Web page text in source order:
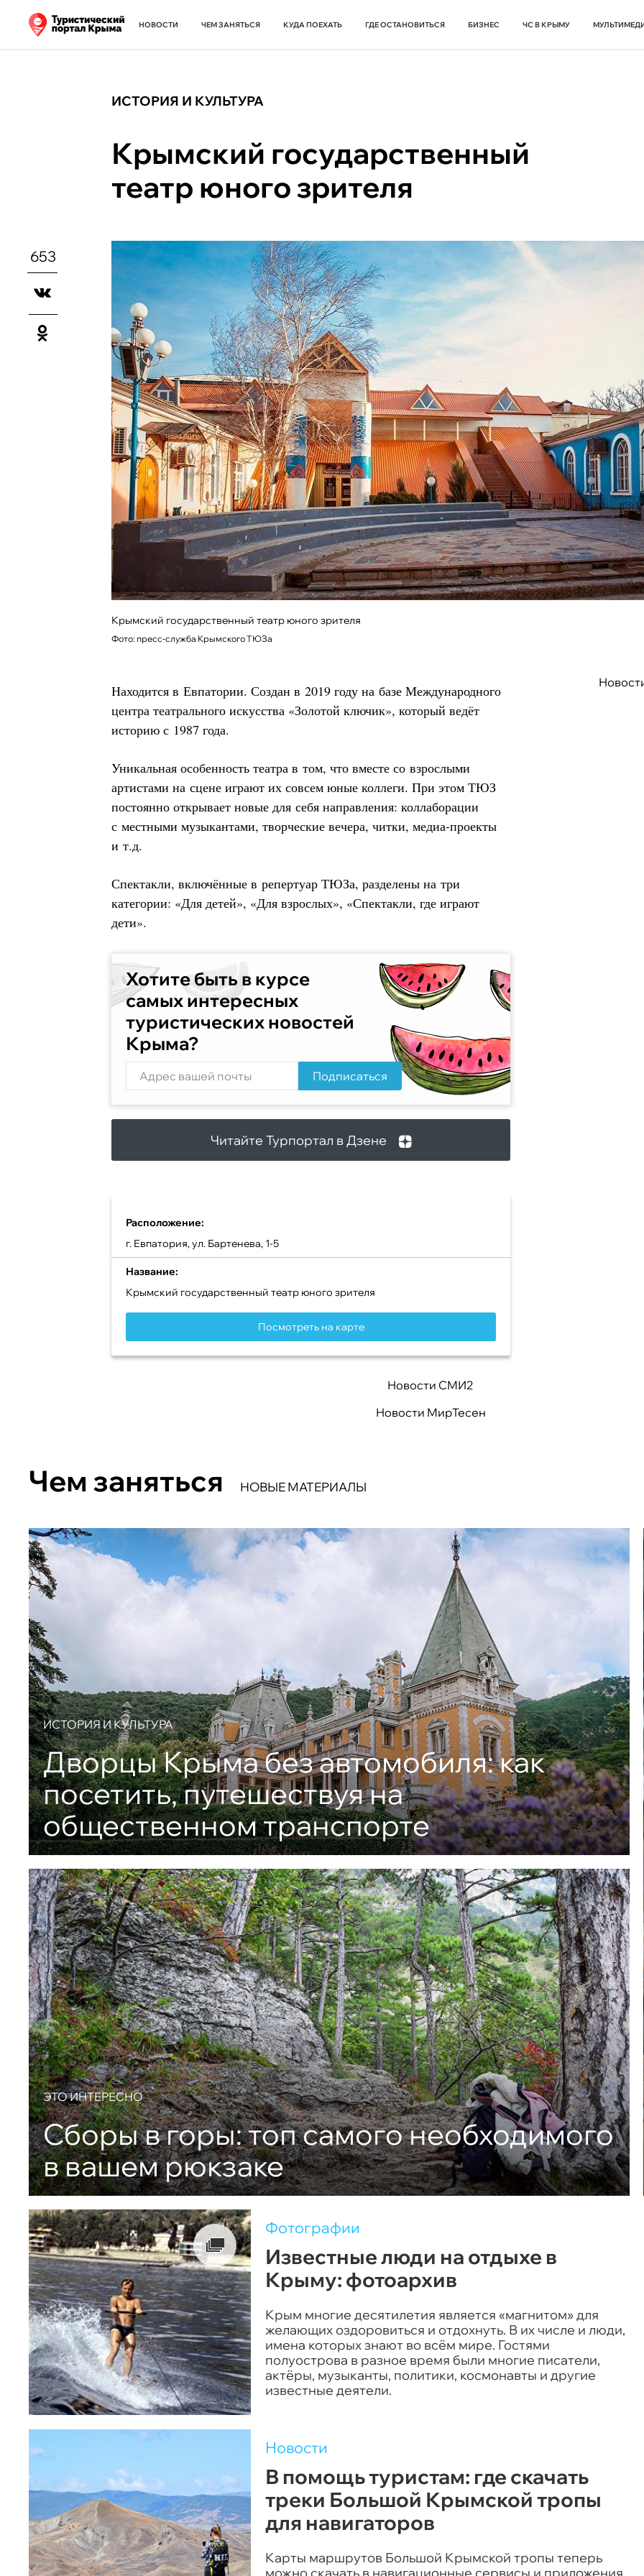
НОВОСТИ ЧЕМ ЗАНЯТЬСЯ КУДА ПОЕХАТЬ ГДЕ ОСТАНОВИТЬСЯ БИЗНЕС ЧС В КРЫМУ
ИСТОРИЯ И КУЛЬТУРА
Крымский государственный
театр юного зрителя
653
Крымский государственный театр юного зрителя
Фото: пресс-служба Крымского ТЮЗа
Находится в Евпатории. Создан в 2019 году на базе Международного
центра театрального искусства «Золотой ключик», который ведёт
историю с 1987 года.
Уникальная особенность театра в том, что вместе со взрослыми
артистами на сцене играют их совсем юные коллеги. При этом ТЮЗ
постоянно открывает новые для себя направления: коллаборации
с местными музыкантами, творческие вечера, читки, медиа-проекты
и т.д.
Спектакли, включённые в репертуар ТЮЗа, разделены на три
категории: «Для детей», «Для взрослых», «Спектакли, где играют
дети».
Хотите быть в курсе
самых интересных
туристических новостей
Крыма?
Подписаться
Читайте Турпортал в Дзене
Расположение:
г. Евпатория, ул. Бартенева, 1-5
Название:
Крымский государственный театр юного зрителя
Посмотреть на карте
Новости СМИ2
Новости МирТесен
Чем заняться НОВЫЕ МАТЕРИАЛЫ
ИСТОРИЯ И КУЛЬТУРА
Дворцы Крыма без автомобиля: как
посетить, путешествуя на
общественном транспорте
ЭТО ИНТЕРЕСНО
Сборы в горы: топ самого необходимого
в вашем рюкзаке
Фотографии
Известные люди на отдыхе в
Крыму: фотоархив
Крым многие десятилетия является «магнитом» для
желающих оздоровиться и отдохнуть. В их числе и люди,
имена которых знают во всём мире. Гостями
полуострова в разное время были многие писатели,
актёры, музыканты, политики, космонавты и другие
известные деятели.
Новости
В помощь туристам: где скачать
треки Большой Крымской тропы
для навигаторов
Карты маршрутов Большой Крымской тропы теперь
можно скачать в навигационные сервисы и приложения,